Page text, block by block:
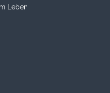
Leben